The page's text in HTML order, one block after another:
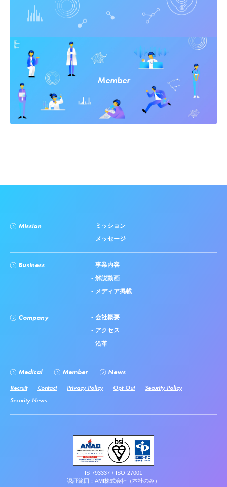
Member
Mission
ミッション
メッセージ
Business
事業内容
解説動画
メディア掲載
Company
会社概要
アクセス
沿革
Medical Member News
Recruit Contact Privacy Policy Opt Out
Security Policy
Security News
IS 793337 / ISO 27001
認証範囲：AMI株式会社（本社のみ）